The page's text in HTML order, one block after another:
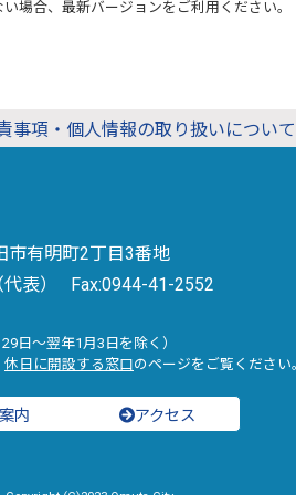
場合、最新バージョンをご利用ください。
事項・個人情報の取り扱いについて
有明町2丁目3番地
表） Fax:0944-41-2552
日～翌年1月3日を除く）
休日に開設する窓口のページをご覧ください
内 アクセス